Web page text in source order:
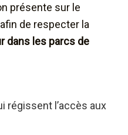
présente sur le
afin de respecter la
dans les parcs de
régissent l’accès aux